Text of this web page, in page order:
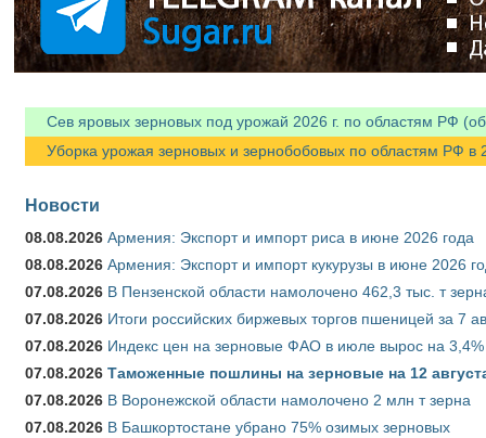
Сев яровых зерновых под урожай 2026 г. по областям РФ
Уборка урожая зерновых и зернобобовых по областям РФ в
Новости
08.08.2026 Армения: Экспорт и импорт риса в июне 2026 года
08.08.2026 Армения: Экспорт и импорт кукурузы в июне 2026
07.08.2026 В Пензенской области намолочено 462,3 тыс. т
07.08.2026 Итоги российских биржевых торгов пшеницей за 7
07.08.2026 Индекс цен на зерновые ФАО в июле вырос на 3,4%
07.08.2026 Таможенные пошлины на зерновые на 12
07.08.2026 В Воронежской области намолочено 2 млн т зерна
07.08.2026 В Башкортостане убрано 75% озимых зерновых